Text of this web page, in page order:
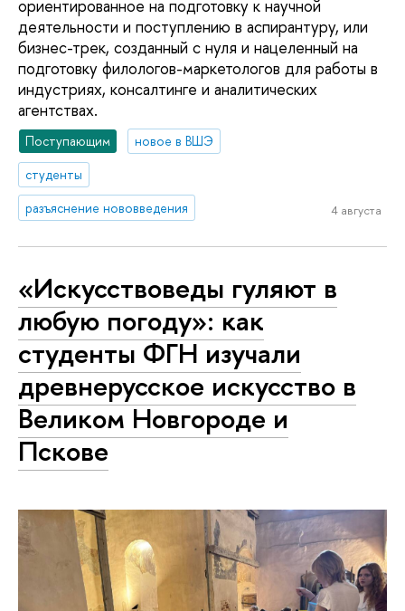
ориентированное на подготовку к научной
деятельности и поступлению в аспирантуру, или
бизнес-трек, созданный с нуля и нацеленный на
подготовку филологов-маркетологов для работы в
индустриях, консалтинге и аналитических
агентствах.
Поступающим
новое в ВШЭ
студенты
разъяснение нововведения
4 августа
«Искусствоведы гуляют в
любую погоду»: как
студенты ФГН изучали
древнерусское искусство в
Великом Новгороде и
Пскове